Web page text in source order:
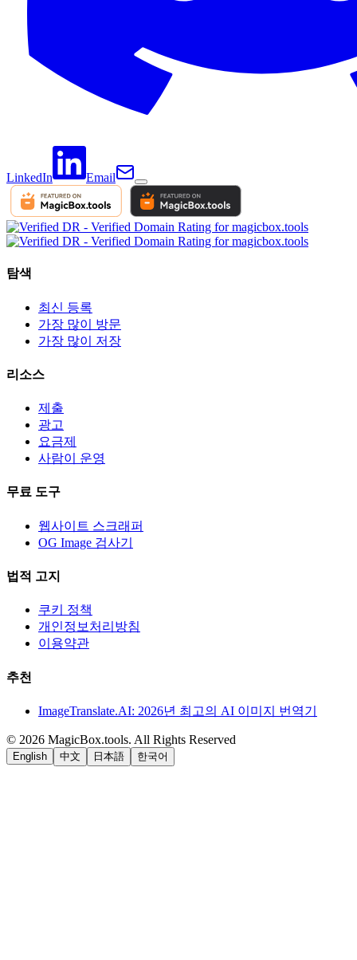
LinkedIn Email
탐색
최신 등록
가장 많이 방문
가장 많이 저장
리소스
제출
광고
요금제
사람이 운영
무료 도구
웹사이트 스크래퍼
OG Image 검사기
법적 고지
쿠키 정책
개인정보처리방침
이용약관
추천
ImageTranslate.AI: 2026년 최고의 AI 이미지 번역기
© 2026 MagicBox.tools. All Rights Reserved
English 中文 日本語 한국어